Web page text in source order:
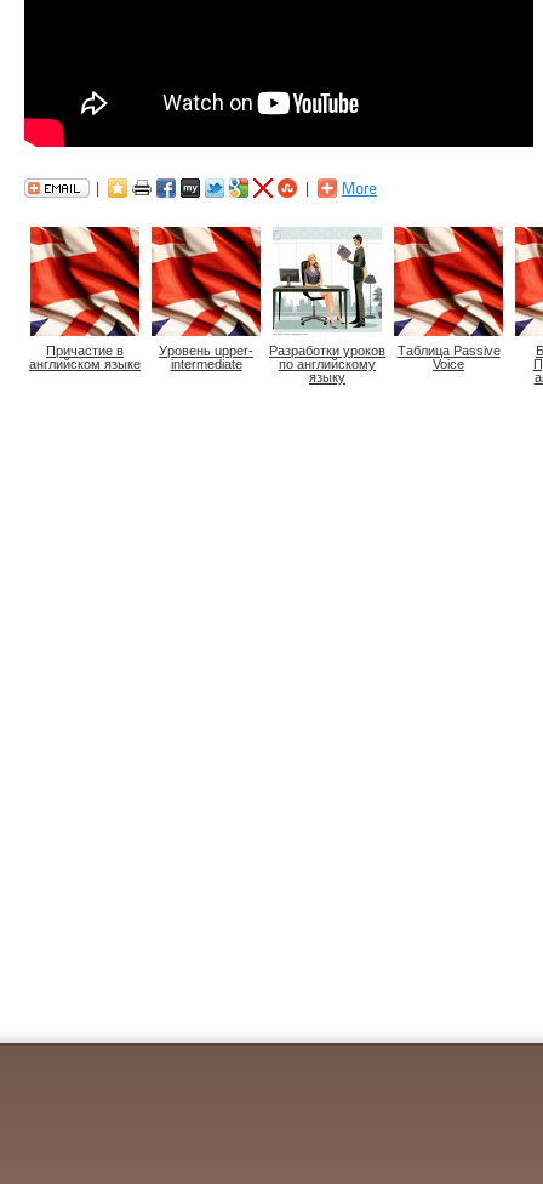
Причастие в
английском языке
Уровень upper-
intermediate
Разработки уроков
по английскому
языку
Таблица Passive
Voice